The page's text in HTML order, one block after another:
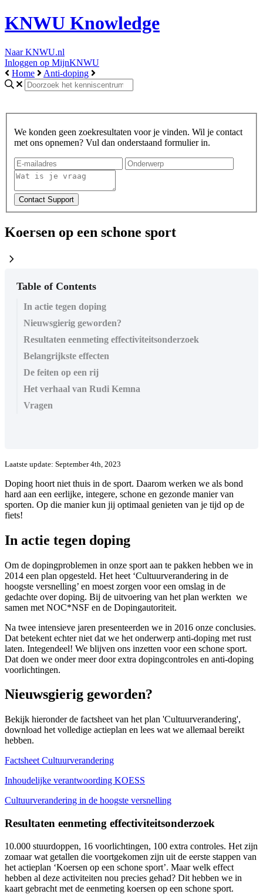
KNWU Knowledge
Naar KNWU.nl
Inloggen op MijnKNWU
Home
Anti-doping
We konden geen zoekresultaten voor je vinden. Wil je contact
met ons opnemen? Vul dan onderstaand formulier in.
Koersen op een schone sport
chevron_right
Table of Contents
In actie tegen doping
Nieuwsgierig geworden?
Resultaten eenmeting effectiviteitsonderzoek
Belangrijkste effecten
De feiten op een rij
Het verhaal van Rudi Kemna
Vragen
Laatste update: September 4th, 2023
Doping hoort niet thuis in de sport. Daarom werken we als bond
hard aan een eerlijke, integere, schone en gezonde manier van
sporten. Op die manier kun jij optimaal genieten van je tijd op de
fiets!
In actie tegen doping
Om de dopingproblemen in onze sport aan te pakken hebben we in
2014 een plan opgesteld. Het heet ‘Cultuurverandering in de
hoogste versnelling’ en moest zorgen voor een omslag in de
gedachte over doping. Bij de uitvoering van het plan werkten we
samen met NOC*NSF en de Dopingautoriteit.
Na twee intensieve jaren presenteerden we in 2016 onze conclusies.
Dat betekent echter niet dat we het onderwerp anti-doping met rust
laten. Integendeel! We blijven ons inzetten voor een schone sport.
Dat doen we onder meer door extra dopingcontroles en anti-doping
voorlichtingen.
Nieuwsgierig geworden?
Bekijk hieronder de factsheet van het plan 'Cultuurverandering',
download het volledige actieplan en lees wat we allemaal bereikt
hebben.
Factsheet Cultuurverandering
Inhoudelijke verantwoording KOESS
Cultuurverandering in de hoogste versnelling
Resultaten eenmeting effectiviteitsonderzoek
10.000 stuurdoppen, 16 voorlichtingen, 100 extra controles. Het zijn
zomaar wat getallen die voortgekomen zijn uit de eerste stappen van
het actieplan ‘Koersen op een schone sport’. Maar welk effect
hebben al deze activiteiten nou precies gehad? Dit hebben we in
kaart gebracht met de eenmeting koersen op een schone sport.